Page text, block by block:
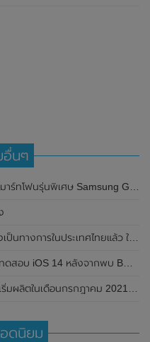
อื่นๆ
Galaxy S23 Ultra BMW M Edition ในเกาหลีใต้
ทศไทยแล้ว ในราคาจับต้องได้เพียง 4,499 บาท
ลังจากพบ BUG จำนวนมากใน iOS 13
รกฎาคม 2021 นี้ และมาด้วยกันทั้งหมด 4 สี
ดนิยม